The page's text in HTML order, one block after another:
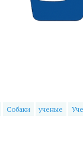
Собаки ученые